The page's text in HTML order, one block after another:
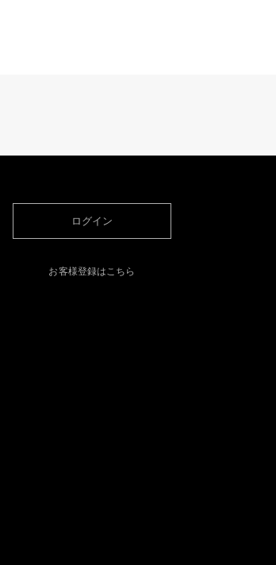
ログイン
お客様登録はこちら